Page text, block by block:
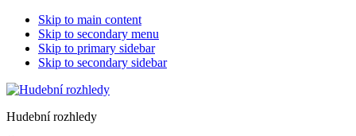
Skip to main content
Skip to secondary menu
Skip to primary sidebar
Skip to secondary sidebar
Hudební rozhledy